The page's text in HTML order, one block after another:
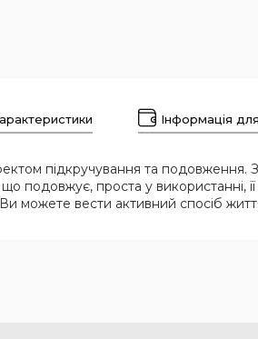
Інформація
підкручування та подовження.
подовжує, проста у використанні,
Ви можете вести активний спосіб